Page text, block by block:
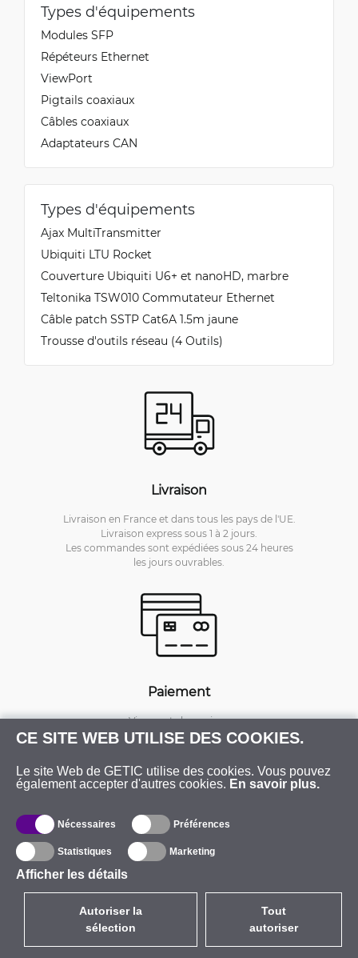
CE SITE WEB UTILISE DES COOKIES.
Le site Web de GETIC utilise des cookies. Vous pouvez
également accepter d'autres cookies. En savoir plus.
Nécessaires Préférences
Statistiques Marketing
Afficher les détails
Autoriser la
sélection
Tout
autoriser
Types d'équipements
Modules SFP
Répéteurs Ethernet
ViewPort
Pigtails coaxiaux
Câbles coaxiaux
Adaptateurs CAN
Types d'équipements
Ajax MultiTransmitter
Ubiquiti LTU Rocket
Couverture Ubiquiti U6+ et nanoHD, marbre
Teltonika TSW010 Commutateur Ethernet
Câble patch SSTP Cat6A 1.5m jaune
Trousse d'outils réseau (4 Outils)
Livraison
Livraison en France et dans tous les pays de l'UE.
Livraison express sous 1 à 2 jours.
Les commandes sont expédiées sous 24 heures
les jours ouvrables.
Paiement
Virements bancaires.
Paiements rapides et sécurisés par carte.
gros.
Garantie et Retours
Retour sous 30 jours en cas de
Statut RMA en ligne pour la garantie, les